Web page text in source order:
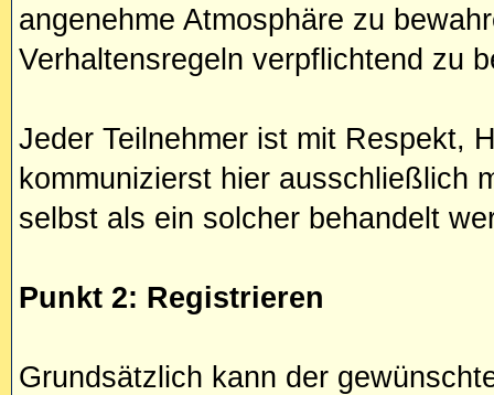
angenehme Atmosphäre zu
Verhaltensregeln verpflichtend zu
Jeder Teilnehmer ist mit Respekt,
kommunizierst hier ausschließlich
selbst als ein solcher behandelt
Punkt 2: Registrieren
Grundsätzlich kann der